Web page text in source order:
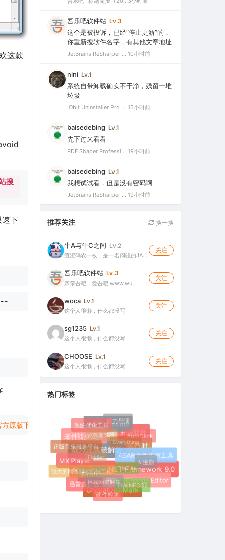
这款
搜
速下
原版下载 备用地址 |
吾乐吧软件站 Lv.3
这个是被投诉，已经“停止更新”的，
你重新搜软件名字，有其他文章地址
JetBrains ReSharper 2021.2.1 Ultimate 官方最新破解版+注册机（VS最好用的插件，停止更新） 10小时前
nini Lv.1
系统自带卸载确实不干净，残留一堆
垃圾
IObit Uninstaller Pro 15.5.0.11 绿色特别版（强大的软件卸载工具） 15小时前
baisedebing Lv.1
先下过来看看
PDF Shaper Professional 15.6 中文破解版（强大实用的全能PDF工具箱） 19小时前
baisedebing Lv.1
我想试试看，但是没有密码啊
JetBrains ReSharper 2021.2.1 Ultimate 官方最新破解版+注册机（VS最好用的插件，停止更新） 19小时前
推荐关注 换一换
牛A与牛C之间 Lv.2
渣渣码农一枚，是一名闷骚的JA…
关注
吾乐吧软件站 Lv.3
亲亲吾吧，爱吾吧 www.wu…
关注
woca Lv.1
这个人很懒，什么都没写
关注
sg1235 Lv.1
这个人很懒，什么都没写
关注
CHOOSE Lv.1
这个人很懒，什么都没写
关注
热门标签
Microsoft .NET Framework 9.0
.NET桌面运行时
威力导演破解版
Firefox
CrystalDiskMark
PDF-XChange Editor
ASAR文件压缩工具
开源软件
.NET Runtime
邮件转换工具
MX Player
迅雷去广告
硬件检测
HWiNFO32
AI漫剧
AutoClick
威力导演
系统优化工具
正版音乐服务平台
强大的网络调试抓包工具
Fiddler破解版
FileZilla
Everything
水狐浏览器
Fiddler